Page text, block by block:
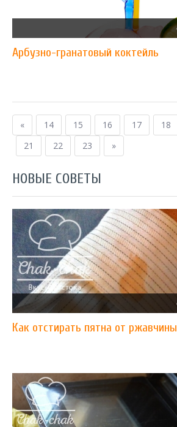
Арбузно-гранатовый коктейль
« 14 15 16 17 18
21
22 23 »
НОВЫЕ СОВЕТЫ
Как отстирать пятна от ржавчины